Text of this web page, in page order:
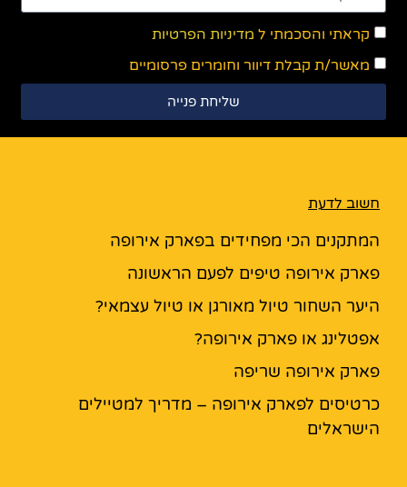
קראתי והסכמתי ל מדיניות הפרטיות
מאשר/ת קבלת דיוור וחומרים פרסומיים
שליחת פנייה
חשוב לדעת
המתקנים הכי מפחידים בפארק אירופה
פארק אירופה טיפים לפעם הראשונה
היער השחור טיול מאורגן או טיול עצמאי?
אפטלינג או פארק אירופה?
פארק אירופה שריפה
כרטיסים לפארק אירופה – מדריך למטיילים
הישראלים